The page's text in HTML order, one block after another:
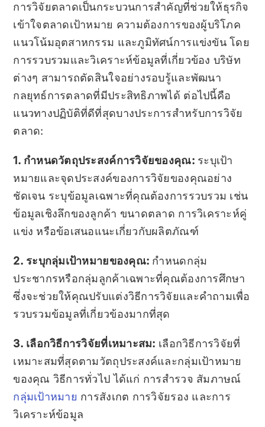
การวิจัยตลาดเป็นกระบวนการสำคัญที่ช่วยให้ธุรกิจ
เข้าใจตลาดเป้าหมาย ความต้องการของผู้บริโภค
แนวโน้มอุตสาหกรรม และภูมิทัศน์การแข่งขัน โดย
การรวบรวมและวิเคราะห์ข้อมูลที่เกี่ยวข้อง บริษัท
ต่างๆ สามารถตัดสินใจอย่างรอบรู้และพัฒนา
กลยุทธ์การตลาดที่มีประสิทธิภาพได้ ต่อไปนี้คือ
แนวทางปฏิบัติที่ดีที่สุดบางประการสำหรับการวิจัย
ตลาด:
1. กำหนดวัตถุประสงค์การวิจัยของคุณ:ระบุเป้า
หมายและจุดประสงค์ของการวิจัยของคุณอย่าง
ชัดเจน ระบุข้อมูลเฉพาะที่คุณต้องการรวบรวม เช่น
ข้อมูลเชิงลึกของลูกค้า ขนาดตลาด การวิเคราะห์คู่
แข่ง หรือข้อเสนอแนะเกี่ยวกับผลิตภัณฑ์
2. ระบุกลุ่มเป้าหมายของคุณ: กำหนดกลุ่ม
ประชากรหรือกลุ่มลูกค้าเฉพาะที่คุณต้องการศึกษา
ซึ่งจะช่วยให้คุณปรับแต่งวิธีการวิจัยและคำถามเพื่อ
รวบรวมข้อมูลที่เกี่ยวข้องมากที่สุด
3. เลือกวิธีการวิจัยที่เหมาะสม: เลือกวิธีการวิจัยที่
เหมาะสมที่สุดตามวัตถุประสงค์และกลุ่มเป้าหมาย
ของคุณ วิธีการทั่วไป ได้แก่ การสำรวจ สัมภาษณ์
กลุ่มเป้าหมาย การสังเกต การวิจัยรอง และการ
วิเคราะห์ข้อมูล